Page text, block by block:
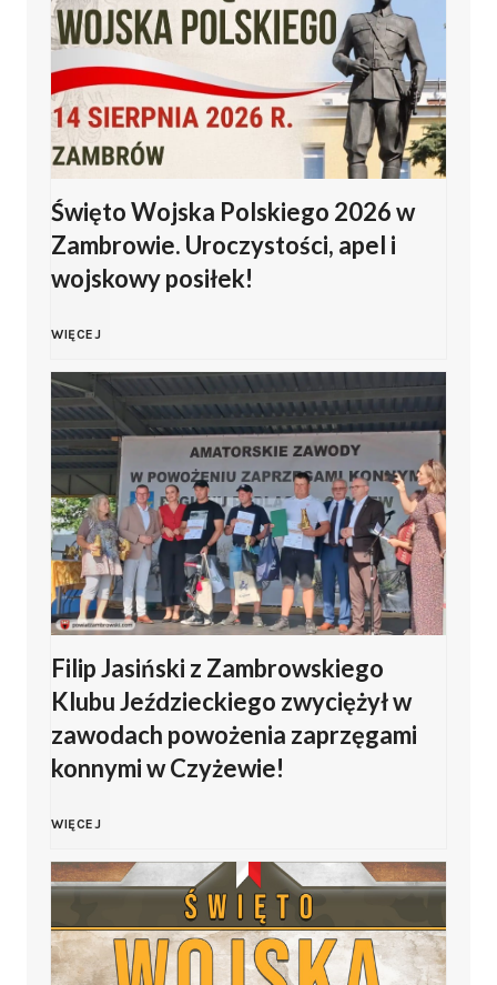
Święto Wojska Polskiego 2026 w
Zambrowie. Uroczystości, apel i
wojskowy posiłek!
WIĘCEJŚ
w
i
ę
t
o
W
j
k
a
Filip Jasiński z Zambrowskiego
Klubu Jeździeckiego zwyciężył w
zawodach powożenia zaprzęgami
konnymi w Czyżewie!
WIĘCEJF
i
l